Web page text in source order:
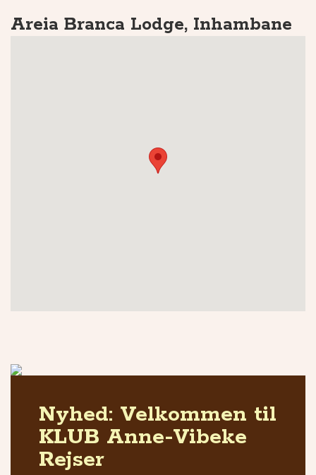
Areia Branca Lodge, Inhambane
Nyhed: Velkommen til
KLUB Anne-Vibeke
Rejser